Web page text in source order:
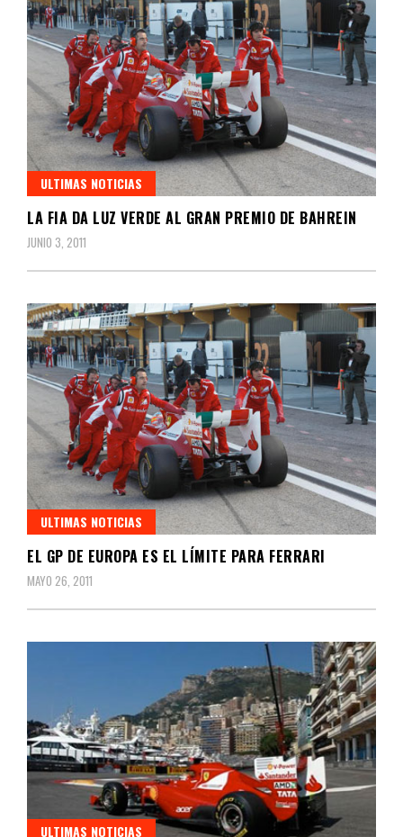
ULTIMAS NOTICIAS
LA FIA DA LUZ VERDE AL GRAN PREMIO DE BAHREIN
JUNIO 3, 2011
ULTIMAS NOTICIAS
EL GP DE EUROPA ES EL LÍMITE PARA FERRARI
MAYO 26, 2011
ULTIMAS NOTICIAS